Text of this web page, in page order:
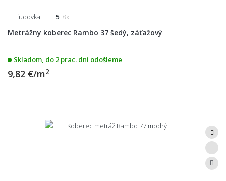
Ľudovka 5 8x
Metrážny koberec Rambo 37 šedý, záťažový
Skladom, do 2 prac. dní odošleme
9,82 €/m2